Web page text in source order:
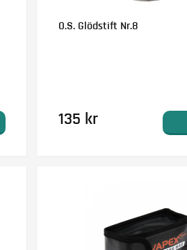
O.S. Glödstift Nr.8
135 kr